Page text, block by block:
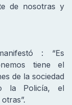
de nosotras y
: “Es
tiene el
de la sociedad
la Policía, el